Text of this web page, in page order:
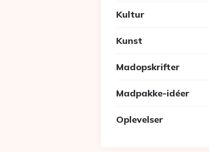
Kultur
Kunst
Madopskrifter
Madpakke-idéer
Oplevelser